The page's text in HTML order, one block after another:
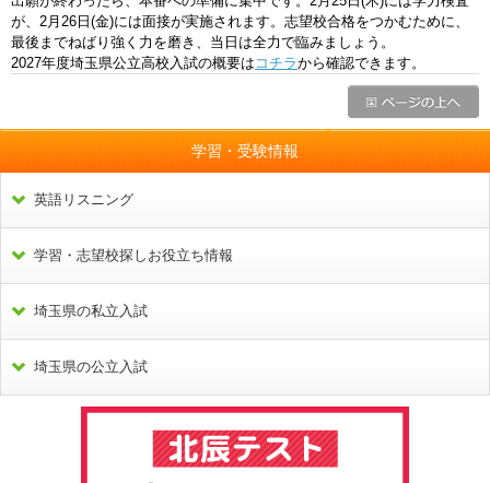
が、2月26日(金)には面接が実施されます。志望校合格をつかむために、
最後までねばり強く力を磨き、当日は全力で臨みましょう。
2027年度埼玉県公立高校入試の概要は コチラから確認できます。
学習・受験情報
英語リスニング
学習・志望校探しお役立ち情報
埼玉県の私立入試
埼玉県の公立入試